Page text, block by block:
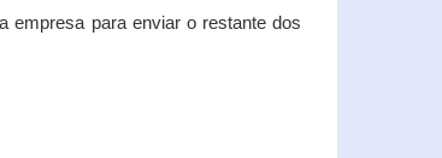
empresa para enviar o restante dos